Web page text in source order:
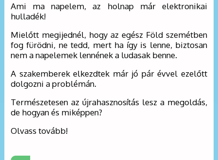
Ami ma napelem, az holnap már elektronikai
hulladék!
Mielőtt megijednél, hogy az egész Föld szemétben
fog fürödni, ne tedd, mert ha így is lenne, biztosan
nem a napelemek lennének a ludasak benne.
A szakemberek elkezdtek már jó pár évvel ezelőtt
dolgozni a problémán.
Természetesen az újrahasznosítás lesz a megoldás,
de hogyan és miképpen?
Olvass tovább!